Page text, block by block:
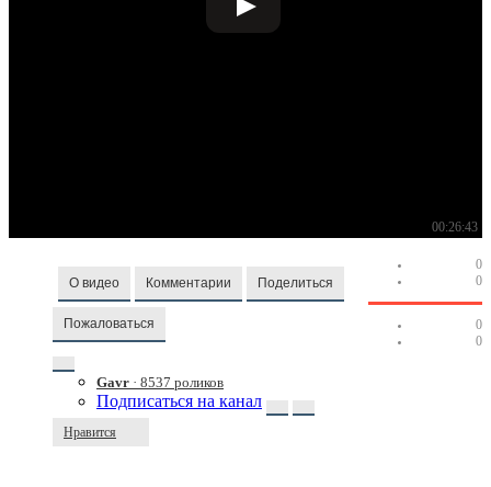
00:26:43
О видео Комментарии Поделиться
Пожаловаться
Gavr · 8537 роликов
Подписаться на канал
Нравится
0
0
0
0